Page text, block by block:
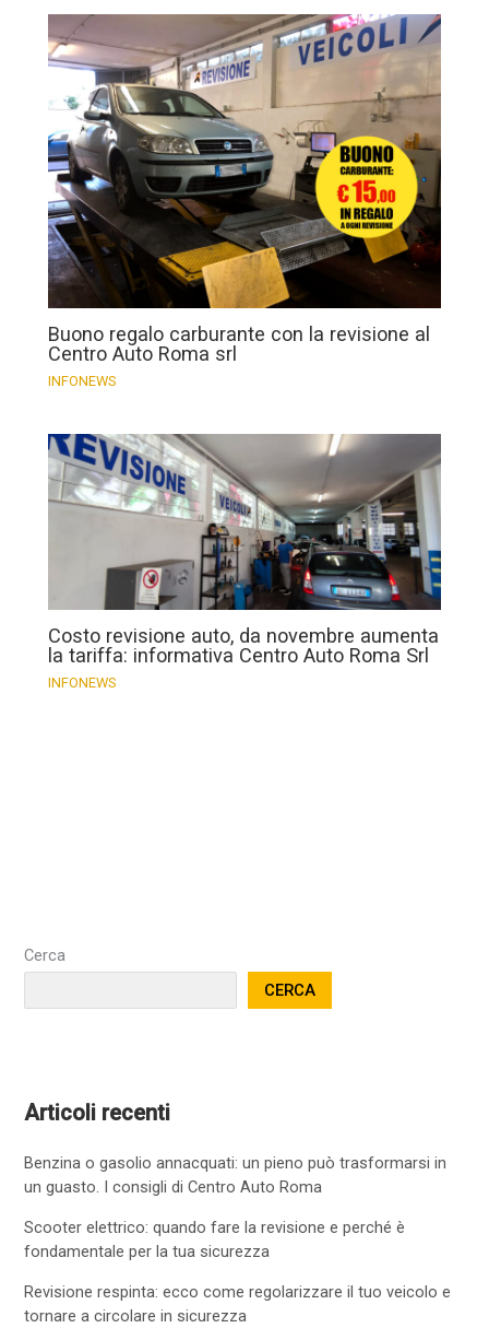
Buono regalo carburante con la revisione al
Centro Auto Roma srl
INFONEWS
Costo revisione auto, da novembre aumenta
la tariffa: informativa Centro Auto Roma Srl
INFONEWS
Cerca
CERCA
Articoli recenti
Benzina o gasolio annacquati: un pieno può trasformarsi in
un guasto. I consigli di Centro Auto Roma
Scooter elettrico: quando fare la revisione e perché è
fondamentale per la tua sicurezza
Revisione respinta: ecco come regolarizzare il tuo veicolo e
tornare a circolare in sicurezza